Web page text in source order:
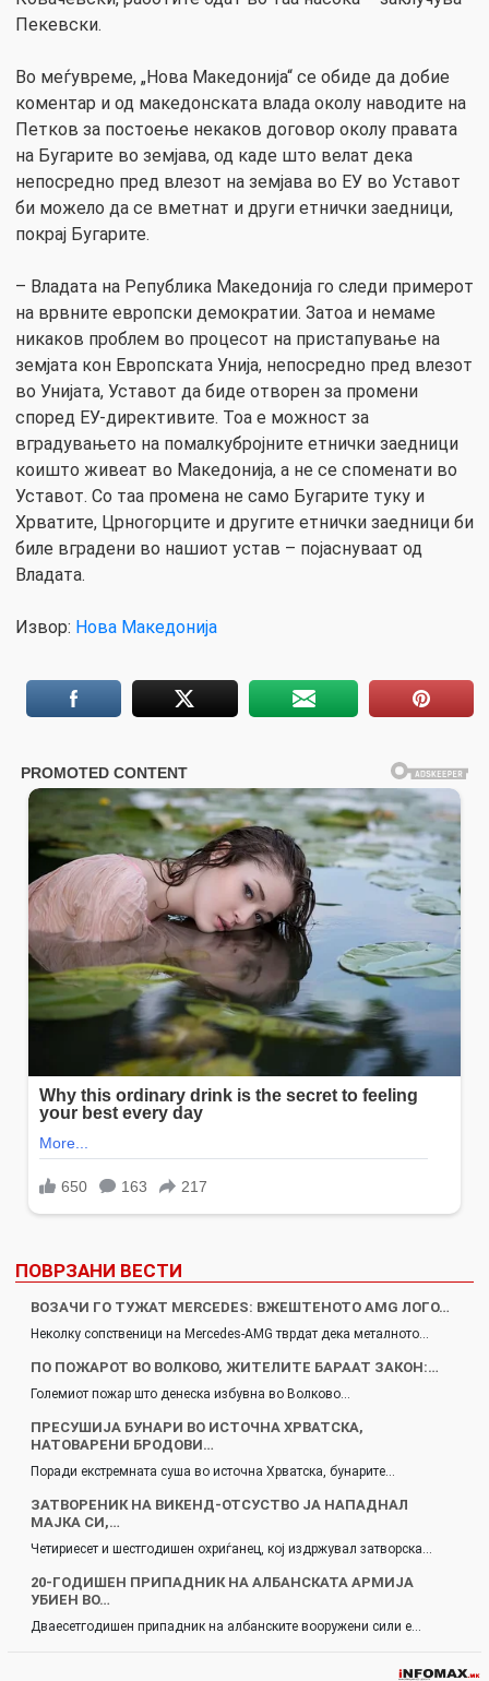
Пекевски.
Во меѓувреме, „Нова Македонија“ се обиде да добие
коментар и од македонската влада околу наводите на
Петков за постоење некаков договор околу правата
на Бугарите во земјава, од каде што велат дека
непосредно пред влезот на земјава во ЕУ во Уставот
би можело да се вметнат и други етнички заедници,
покрај Бугарите.
– Владата на Република Македонија го следи примерот
на врвните европски демократии. Затоа и немаме
никаков проблем во процесот на пристапување на
земјата кон Европската Унија, непосредно пред влезот
во Унијата, Уставот да биде отворен за промени
според ЕУ-директивите. Тоа е можност за
вградувањето на помалкубројните етнички заедници
коишто живеат во Македонија, а не се споменати во
Уставот. Со таа промена не само Бугарите туку и
Хрватите, Црногорците и другите етнички заедници би
биле вградени во нашиот устав – појаснуваат од
Владата.
Извор: Нова Македонија
ПОВРЗАНИ ВЕСТИ
ВОЗАЧИ ГО ТУЖАТ MERCEDES: ВЖЕШТЕНОТО AMG ЛОГО…
Неколку сопственици на Mercedes-AMG тврдат дека металното…
ПО ПОЖАРОТ ВО ВОЛКОВО, ЖИТЕЛИТЕ БАРААТ ЗАКОН:…
Големиот пожар што денеска избувна во Волково…
ПРЕСУШИЈА БУНАРИ ВО ИСТОЧНА ХРВАТСКА,
НАТОВАРЕНИ БРОДОВИ…
Поради екстремната суша во источна Хрватска, бунарите…
ЗАТВОРЕНИК НА ВИКЕНД-ОТСУСТВО ЈА НАПАДНАЛ
МАЈКА СИ,…
Четириесет и шестгодишен охриѓанец, кој издржувал затворска…
20-ГОДИШЕН ПРИПАДНИК НА АЛБАНСКАТА АРМИЈА
УБИЕН ВО…
Дваесетгодишен припадник на албанските вооружени сили е…